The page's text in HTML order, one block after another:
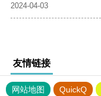
2024-04-03
友情链接
网站地图 QuickQ